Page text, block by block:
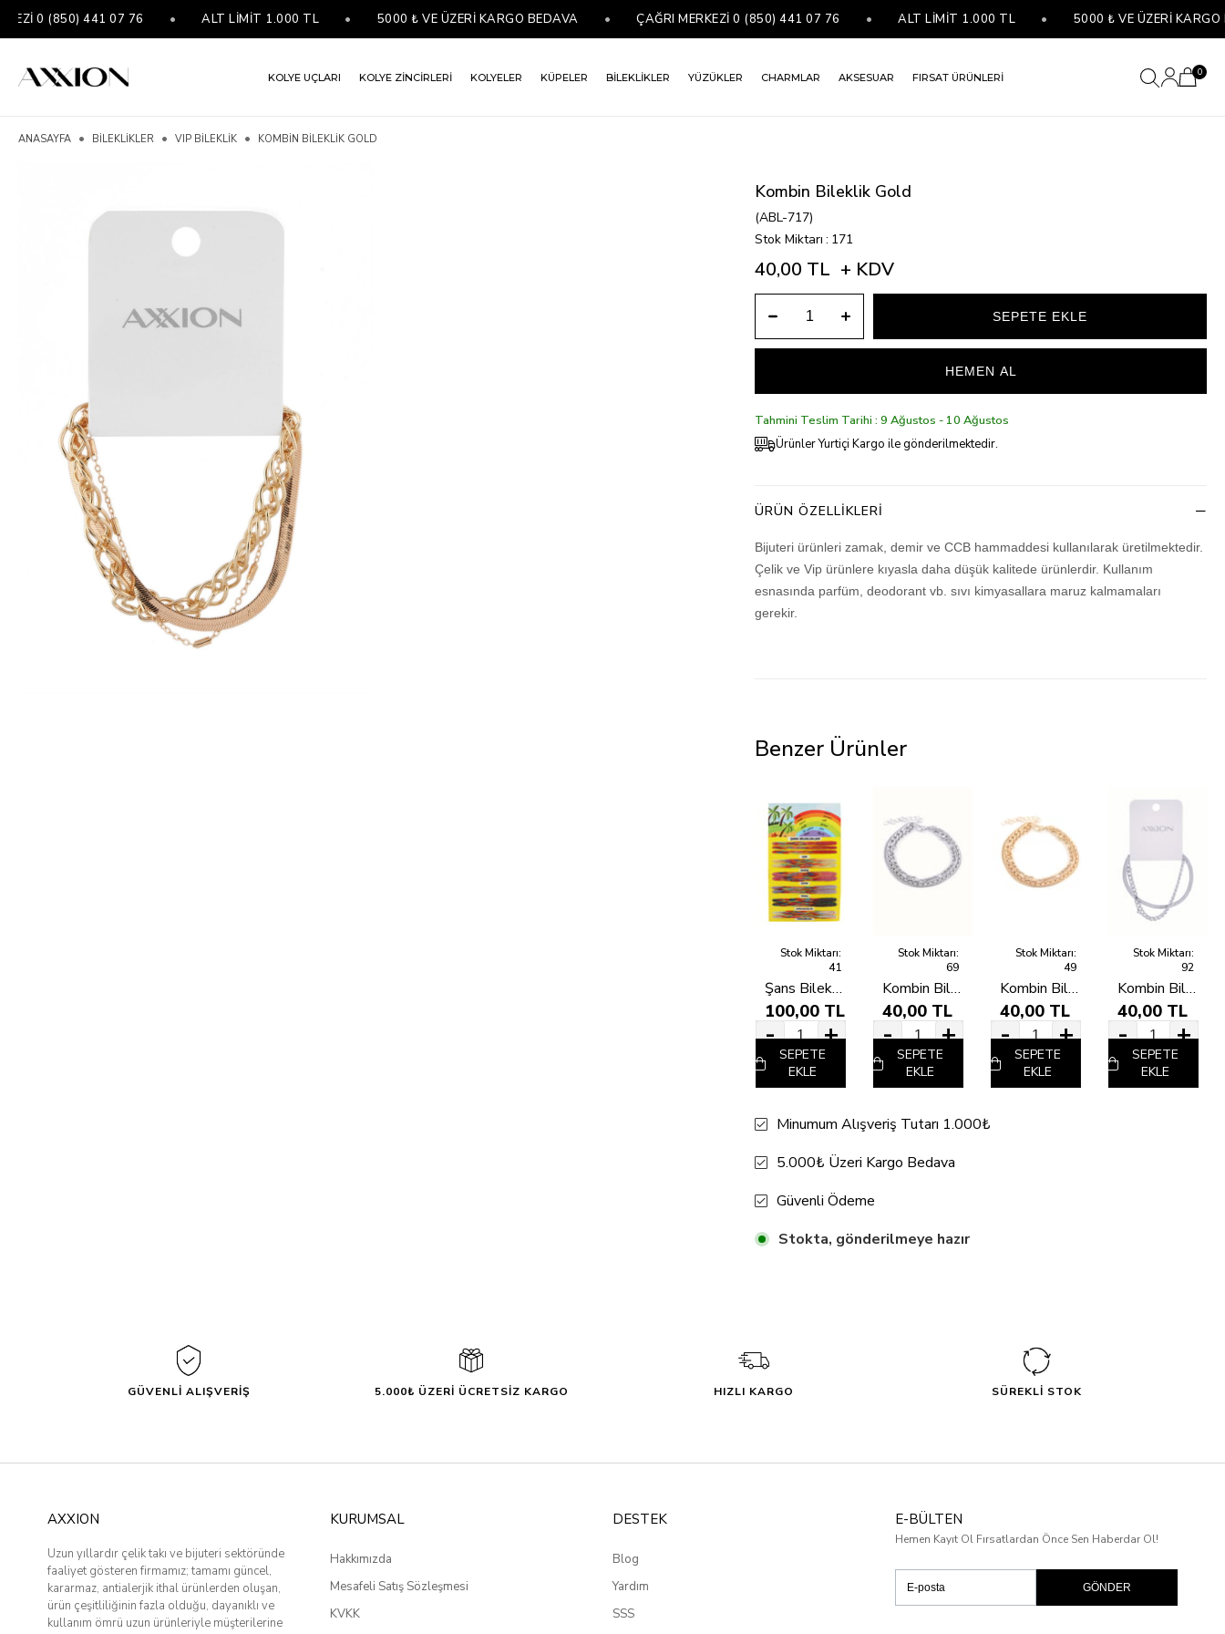
0 (850) 441 07 76 ALT LİMİT 1.000 TL 5000 ₺ VE ÜZERİ KARGO BEDAVA ÇAĞRI MERKEZİ 0 (850) 441 07 76 ALT LİMİT 1.000 TL 5000 ₺ VE ÜZERİ KARGO
KOLYE UÇLARI KOLYE ZİNCİRLERİ KOLYELER KÜPELER BİLEKLİKLER YÜZÜKLER CHARMLAR AKSESUAR FIRSAT ÜRÜNLERİ 0
ANASAYFA BİLEKLİKLER VIP BILEKLIK KOMBIN BILEKLIK GOLD
Kombin Bileklik Gold
(ABL-717)
Stok Miktarı : 171
40,00 TL + KDV
Tahmini Teslim Tarihi : 9 Ağustos - 10 Ağustos
Ürünler Yurtiçi Kargo ile gönderilmektedir.
ÜRÜN ÖZELLIKLERI
Bijuteri ürünleri zamak, demir ve CCB hammaddesi kullanılarak üretilmektedir.
Çelik ve Vip ürünlere kıyasla daha düşük kalitede ürünlerdir. Kullanım
esnasında parfüm, deodorant vb. sıvı kimyasallara maruz kalmamaları
gerekir.
Benzer Ürünler
Stok Miktarı:
41
Şans Bilekliği (100`Lü)
100,00 TL
+ KDV
SEPETE
EKLE
Stok Miktarı:
69
Kombin Bileklik Silver
40,00 TL
+ KDV
SEPETE
EKLE
Stok Miktarı:
49
Kombin Bileklik Gold
40,00 TL
+ KDV
SEPETE
EKLE
Stok Miktarı:
92
Kombin Bileklik Silver
40,00 TL
+ KDV
SEPETE
EKLE
Minumum Alışveriş Tutarı 1.000₺
5.000₺ Üzeri Kargo Bedava
Güvenli Ödeme
Stokta, gönderilmeye hazır
GÜVENLİ ALIŞVERİŞ 5.000₺ ÜZERİ ÜCRETSİZ KARGO HIZLI KARGO SÜREKLİ STOK
AXXION
Uzun yıllardır çelik takı ve bijuteri sektöründe
faaliyet gösteren firmamız; tamamı güncel,
kararmaz, antialerjik ithal ürünlerden oluşan,
ürün çeşitliliğinin fazla olduğu, dayanıklı ve
kullanım ömrü uzun ürünleriyle müşterilerine
KURUMSAL
Hakkımızda
Mesafeli Satış Sözleşmesi
KVKK
DESTEK
Blog
Yardım
SSS
E-BÜLTEN
Hemen Kayıt Ol Fırsatlardan Önce Sen Haberdar Ol!
GÖNDER